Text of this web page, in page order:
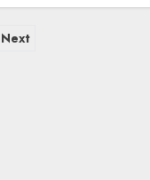
Next